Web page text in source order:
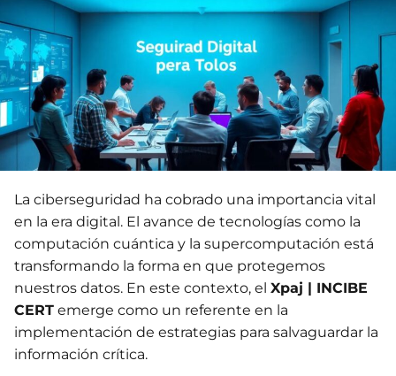
La ciberseguridad ha cobrado una importancia vital
en la era digital. El avance de tecnologías como la
computación cuántica y la supercomputación está
transformando la forma en que protegemos
nuestros datos. En este contexto, el Xpaj | INCIBE
CERT emerge como un referente en la
implementación de estrategias para salvaguardar la
información crítica.